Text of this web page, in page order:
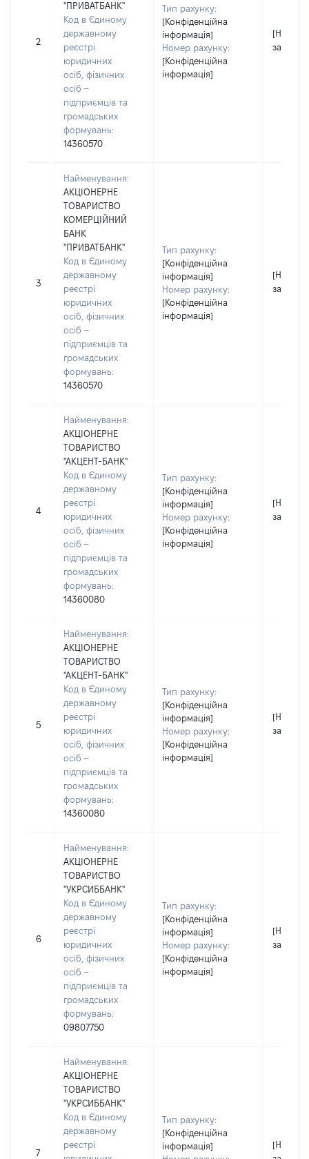
2
"ПРИВАТБАНК"
Код в Єдиному
державному
реєстрі
юридичних
осіб, фізичних
осіб –
підприємців та
громадських
формувань:
14360570
Тип рахунку:
[Конфіденційна
інформація]
Номер рахунку:
[Конфіденційна
інформація]
[Не
3
Найменування:
АКЦІОНЕРНЕ
ТОВАРИСТВО
КОМЕРЦІЙНИЙ
БАНК
"ПРИВАТБАНК"
Код в Єдиному
державному
реєстрі
юридичних
осіб, фізичних
осіб –
підприємців та
громадських
формувань:
14360570
Тип рахунку:
[Конфіденційна
інформація]
Номер рахунку:
[Конфіденційна
інформація]
[Не
4
Найменування:
АКЦІОНЕРНЕ
ТОВАРИСТВО
"АКЦЕНТ-БАНК"
Код в Єдиному
державному
реєстрі
юридичних
осіб, фізичних
осіб –
підприємців та
громадських
формувань:
14360080
Тип рахунку:
[Конфіденційна
інформація]
Номер рахунку:
[Конфіденційна
інформація]
[Не
5
Найменування:
АКЦІОНЕРНЕ
ТОВАРИСТВО
"АКЦЕНТ-БАНК"
Код в Єдиному
державному
реєстрі
юридичних
осіб, фізичних
осіб –
підприємців та
громадських
формувань:
14360080
Тип рахунку:
[Конфіденційна
інформація]
Номер рахунку:
[Конфіденційна
інформація]
[Не
6
Найменування:
АКЦІОНЕРНЕ
ТОВАРИСТВО
"УКРСИББАНК"
Код в Єдиному
державному
реєстрі
юридичних
осіб, фізичних
осіб –
підприємців та
громадських
формувань:
09807750
Тип рахунку:
[Конфіденційна
інформація]
Номер рахунку:
[Конфіденційна
інформація]
[Не
7
Найменування:
АКЦІОНЕРНЕ
ТОВАРИСТВО
"УКРСИББАНК"
Код в Єдиному
державному
реєстрі
Тип рахунку:
[Конфіденційна
інформація]
[Не